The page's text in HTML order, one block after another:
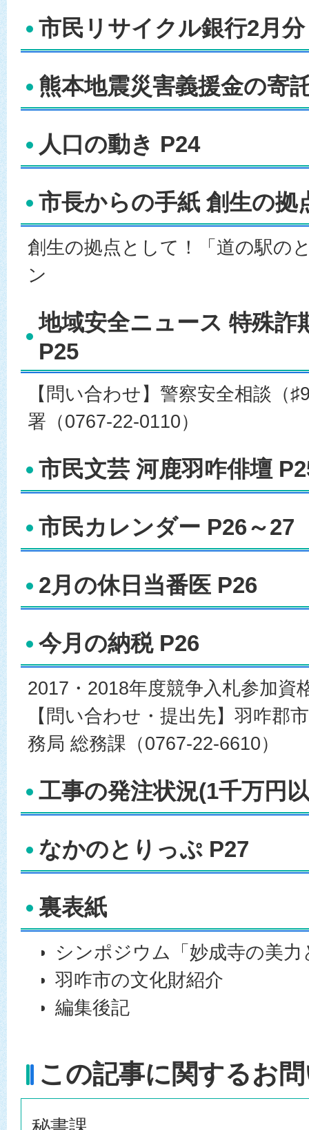
市民リサイクル銀行2月
熊本地震災害義援金の寄
人口の動き P24
市長からの手紙 創生の拠
創生の拠点として！「道の駅の
ン
地域安全ニュース 特殊詐
P25
【問い合わせ】警察安全相談（
署（0767-22-0110）
市民文芸 河鹿羽咋俳壇
市民カレンダー P26～27
2月の休日当番医 P26
今月の納税 P26
2017・2018年度競争入札参加資
【問い合わせ・提出先】羽咋郡
務局 総務課（0767-22-6610）
工事の発注状況(1千万円
なかのとりっぷ P27
裏表紙
シンポジウム「妙成寺の美力
羽咋市の文化財紹介
編集後記
この記事に関するお